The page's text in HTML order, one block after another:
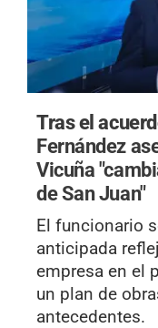
Tras el
Fernández
Vicuña
de San Juan"
El funcionario
anticipada
empresa en el
un plan de
antecedentes.